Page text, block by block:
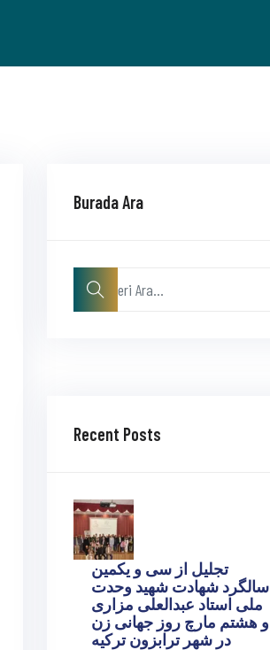
Burada Ara
Recent Posts
تجلیل از سی و یکمین
سالگرد شهادت شهید وحدت
ملی استاد عبدالعلی مزاری
و هشتم مارچ روز جهانی زن
در شهر ترابزون ترکیه